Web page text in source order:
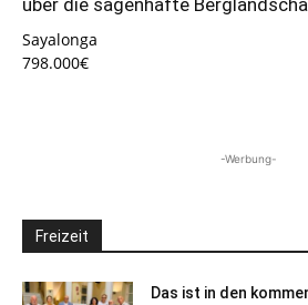
Sayalonga
798.000€
-Werbung-
Freizeit
Das ist in den